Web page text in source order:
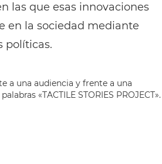
las que esas innovaciones
en la sociedad mediante
políticas.